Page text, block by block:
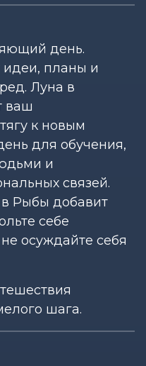
день.
планы и
Луна в
ваш
к новым
для обучения,
и
связей.
Рыбы добавит
себе
осуждайте себя
шага.